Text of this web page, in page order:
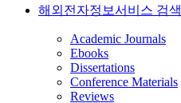
해외전자정보서비스 검색
Academic Journals
Ebooks
Dissertations
Conference Materials
Reviews